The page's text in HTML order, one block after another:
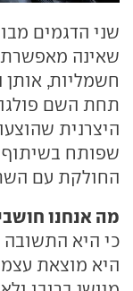
שאינה מאפשרת
חשמליות,
תחת השם
שפותח בשיתוף
החולקת עם
מה אנחנו
כי היא
היא מוצאת